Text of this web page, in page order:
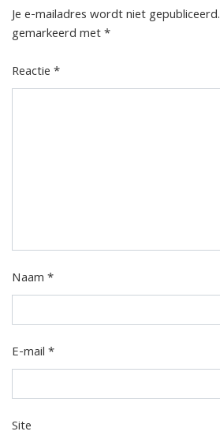
Je e-mailadres wordt niet gepubliceerd.
gemarkeerd met*
Reactie*
Naam*
E-mail*
Site